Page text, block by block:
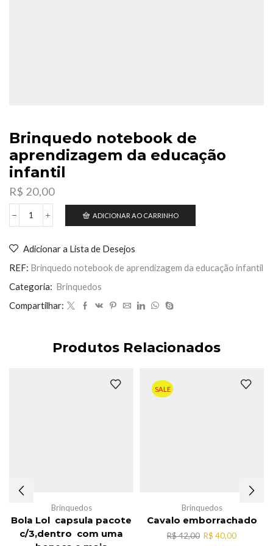
Brinquedo notebook de
aprendizagem da educação
infantil
R$ 20,00
Brinquedo
aprendizagem
da
educação
infantil
ADICIONAR AO CARRINHO
Adicionar a Lista de Desejos
REF: Brinquedo notebook de aprendizagem da educação infantil
Categoria: Brinquedos
Compartilhar:
Produtos Relacionados
Brinquedos
Bola Lol capsula pacote
c/3,dentro com uma
SALE
Brinquedos
Cavalo emborrachado
R$42,00 O
R$ 40,00O